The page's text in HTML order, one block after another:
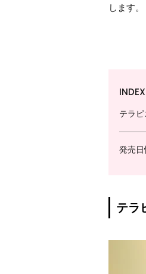
します。
INDEX
テラ
発売日
テラ